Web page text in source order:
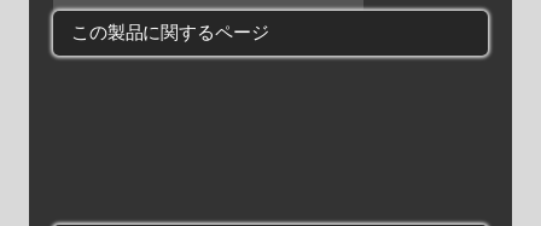
この製品に関するページ